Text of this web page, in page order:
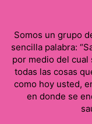
Somos un grupo
sencilla palabra:
por medio del
todas las cosas
como hoy usted,
en donde se